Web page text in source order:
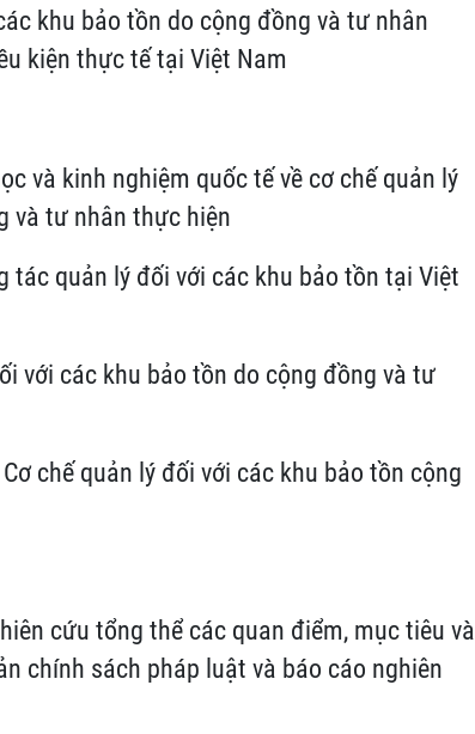
khu bảo tồn do cộng đồng và tư nhân
kiện thực tế tại Việt Nam
và kinh nghiệm quốc tế về cơ chế quản lý
và tư nhân thực hiện
quản lý đối với các khu bảo tồn tại Việt
với các khu bảo tồn do cộng đồng và tư
Cơ chế quản lý đối với các khu bảo tồn cộng
cứu tổng thể các quan điểm, mục tiêu và
chính sách pháp luật và báo cáo nghiên